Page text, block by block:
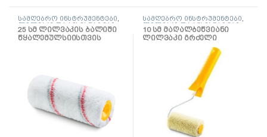
სამღებრო ინსტრუმენტები,
ლილვაკი და აქსესუარები
25 სმ ლილვაკის ბალიში
წყალემულსიისთვის
სამღებრო ინსტრუმენტები,
ლილვაკი და აქსესუარები
10 სმ მაღალბეწვიანი
ლილვაკი გრძელი
სახელურით Hardex